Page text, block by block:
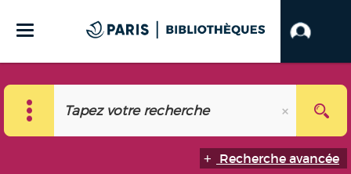
Recherche avancée